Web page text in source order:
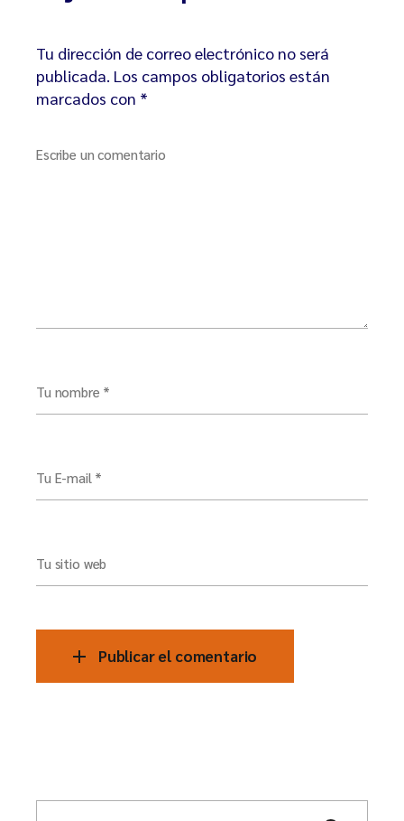
Tu dirección de correo electrónico no será
publicada. Los campos obligatorios están
marcados con *
Escribe un comentario
Tu nombre *
Tu E-mail *
Tu sitio web
Publicar el comentario
S